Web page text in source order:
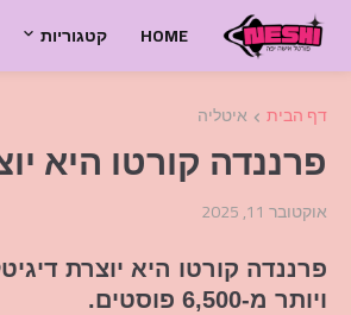
HOME קטגוריות
דף הבית איטליה
פרננדה קורטו היא
אוקטובר 11, 2025
ויותר מ-6,500 פוסטים.